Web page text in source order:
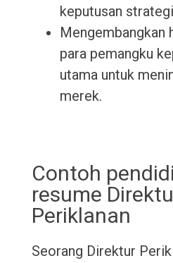
keputusan
Mengembangkan
para pemangku
utama untuk
merek.
Contoh
resume
Periklanan
Seorang Direktur